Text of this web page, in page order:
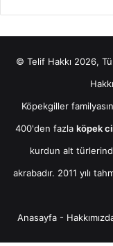
© Telif Hakkı 2026,
Köpekgiller
400'den fazla köpek
kurdun alt
akrabadır. 2011 yılı
Anasayfa -